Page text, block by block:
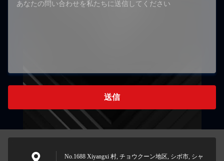
送信
No.1688 Xiyangxi 村, チョウクーン地区, シボ市, シャ